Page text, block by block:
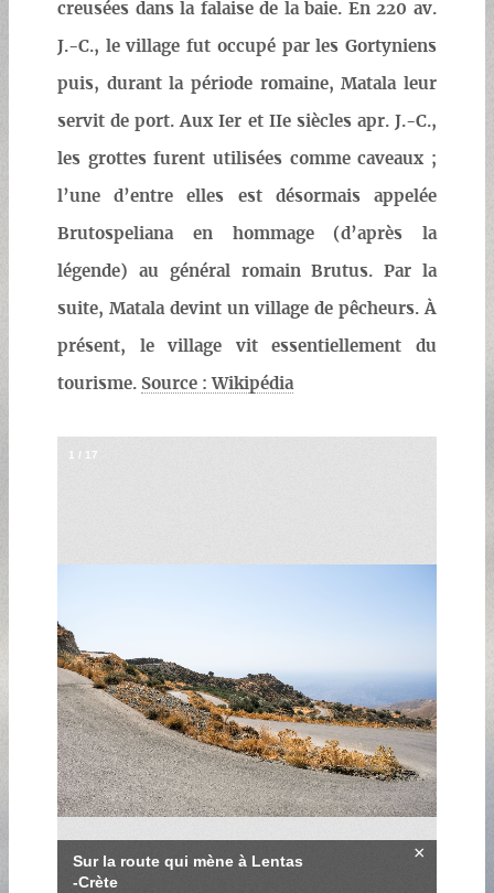
creusées dans la falaise de la baie. En 220 av.
J.-C., le village fut occupé par les Gortyniens
puis, durant la période romaine, Matala leur
servit de port. Aux Ier et IIe siècles apr. J.-C.,
les grottes furent utilisées comme caveaux ;
l’une d’entre elles est désormais appelée
Brutospeliana en hommage (d’après la
légende) au général romain Brutus. Par la
suite, Matala devint un village de pêcheurs. À
présent, le village vit essentiellement du
tourisme. Source : Wikipédia
Sur la route qui mène à Lentas
-Crète
×
1 / 17